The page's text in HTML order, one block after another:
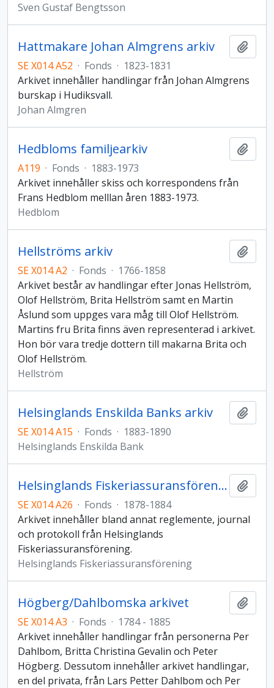
Sven Gustaf Bengtsson
Hattmakare Johan Almgrens arkiv
SE X014 A52 · Fonds · 1823-1831
Arkivet innehåller handlingar från Johan Almgrens
burskap i Hudiksvall.
Johan Almgren
Hedbloms familjearkiv
A119 · Fonds · 1883-1973
Arkivet innehåller skiss och korrespondens från
Frans Hedblom melllan åren 1883-1973.
Hedblom
Hellströms arkiv
SE X014 A2 · Fonds · 1766-1858
Arkivet består av handlingar efter Jonas Hellström,
Olof Hellström, Brita Hellström samt en Martin
Åslund som uppges vara måg till Olof Hellström.
Martins fru Brita finns även representerad i arkivet.
Hon bör vara tredje dottern till makarna Brita och
Olof Hellström.
Hellström
Helsinglands Enskilda Banks arkiv
SE X014 A15 · Fonds · 1883-1890
Helsinglands Enskilda Bank
Helsinglands Fiskeriassuransförenings arkiv
SE X014 A26 · Fonds · 1878-1884
Arkivet innehåller bland annat reglemente, journal
och protokoll från Helsinglands
Fiskeriassuransförening.
Helsinglands Fiskeriassuransförening
Högberg/Dahlbomska arkivet
SE X014 A3 · Fonds · 1784 - 1885
Arkivet innehåller handlingar från personerna Per
Dahlbom, Britta Christina Gevalin och Peter
Högberg. Dessutom innehåller arkivet handlingar,
en del privata, från Lars Petter Dahlbom och Per